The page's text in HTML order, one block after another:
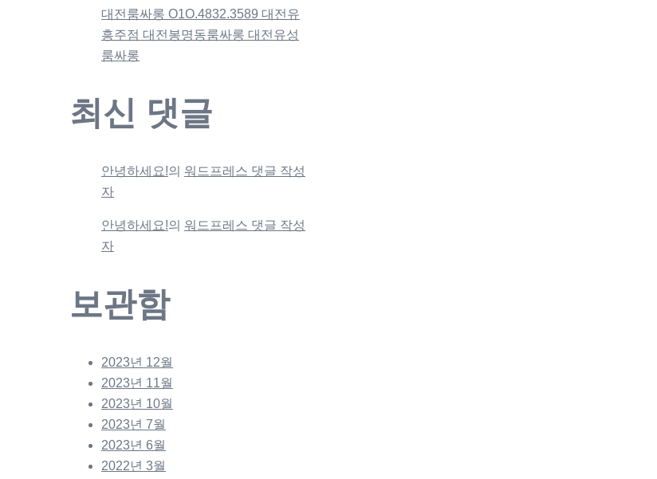
대전룸싸롱 O1O.4832.3589 대전유
흥주점 대전봉명동룸싸롱 대전유성
룸싸롱
최신 댓글
안녕하세요!의 워드프레스 댓글 작성
자
안녕하세요!의 워드프레스 댓글 작성
자
보관함
2023년 12월
2023년 11월
2023년 10월
2023년 7월
2023년 6월
2022년 3월